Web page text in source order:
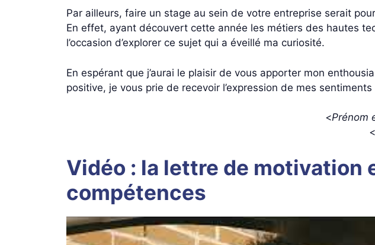
Par ailleurs, faire un stage au sein de votre entreprise serait
En effet, ayant découvert cette année les métiers des hautes
l’occasion d’explorer ce sujet qui a éveillé ma curiosité.
En espérant que j’aurai le plaisir de vous apporter mon
positive, je vous prie de recevoir l’expression de mes
<Prénom
<
Vidéo : la lettre de motivation
compétences